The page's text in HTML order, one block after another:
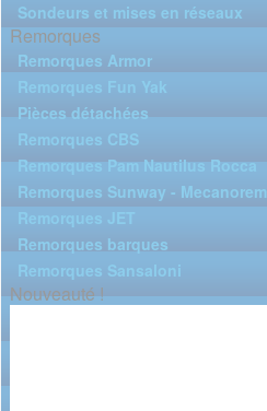
Sondeurs et mises en réseaux
Remorques
Remorques Armor
Remorques Fun Yak
Pièces détachées
Remorques CBS
Remorques Pam Nautilus Rocca
Remorques Sunway - Mecanorem
Remorques JET
Remorques barques
Remorques Sansaloni
Nouveauté !